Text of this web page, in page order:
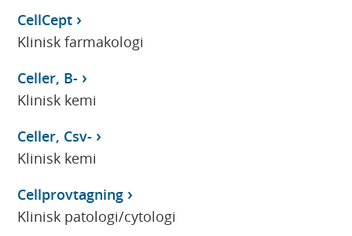
CellCept
Klinisk farmakologi
Celler, B-
Klinisk kemi
Celler, Csv-
Klinisk kemi
Cellprovtagning
Klinisk patologi/cytologi